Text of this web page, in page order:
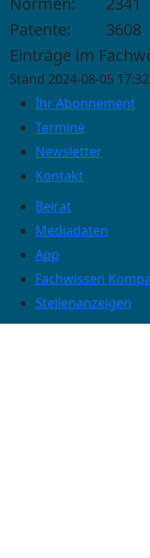
Patente:
3608
Einträge im
Stand 2024-08-05
Ihr Abonnement
Termine
Newsletter
Kontakt
Beirat
Mediadaten
App
Fachwissen
Stellenanzeigen